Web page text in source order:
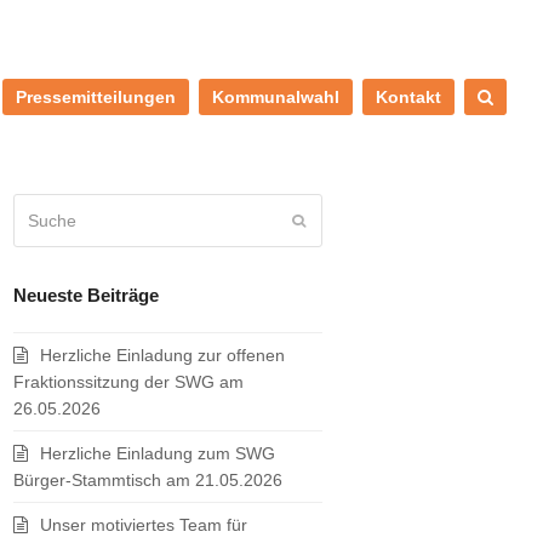
Pressemitteilungen Kommunalwahl Kontakt
Neueste Beiträge
Herzliche Einladung zur offenen
Fraktionssitzung der SWG am
26.05.2026
Herzliche Einladung zum SWG
Bürger-Stammtisch am 21.05.2026
Unser motiviertes Team für